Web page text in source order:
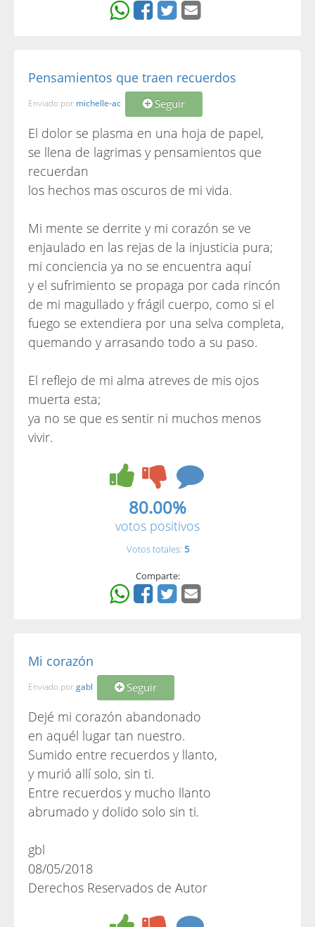
Pensamientos que traen recuerdos
Enviado por michelle-ac Seguir
El dolor se plasma en una hoja de papel,
se llena de lagrimas y pensamientos que
recuerdan
los hechos mas oscuros de mi vida.
Mi mente se derrite y mi corazón se ve
enjaulado en las rejas de la injusticia pura;
mi conciencia ya no se encuentra aquí
y el sufrimiento se propaga por cada rincón
de mi magullado y frágil cuerpo, como si el
fuego se extendiera por una selva completa,
quemando y arrasando todo a su paso.
El reflejo de mi alma atreves de mis ojos
muerta esta;
ya no se que es sentir ni muchos menos
vivir.
80.00%
votos positivos
Votos totales: 5
Comparte:
Mi corazón
Enviado por gabl Seguir
Dejé mi corazón abandonado
en aquél lugar tan nuestro.
Sumido entre recuerdos y llanto,
y murió allí solo, sin ti.
Entre recuerdos y mucho llanto
abrumado y dolido solo sin ti.
gbl
08/05/2018
Derechos Reservados de Autor